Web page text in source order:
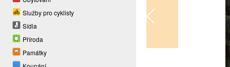
Služby pro cyklisty
Sídla
Příroda
Památky